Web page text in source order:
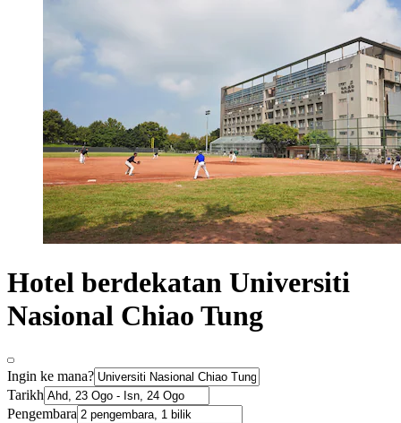
Hotel berdekatan Universiti
Nasional Chiao Tung
Ingin ke mana?
Tarikh
Pengembara